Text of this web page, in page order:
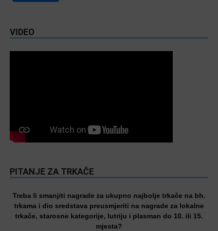
VIDEO
PITANJE ZA TRKAČE
Treba li smanjiti nagrade za ukupno najbolje trkače na bh.
trkama i dio sredstava preusmjeriti na nagrade za lokalne
trkače, starosne kategorije, lutriju i plasman do 10. ili 15.
mjesta?